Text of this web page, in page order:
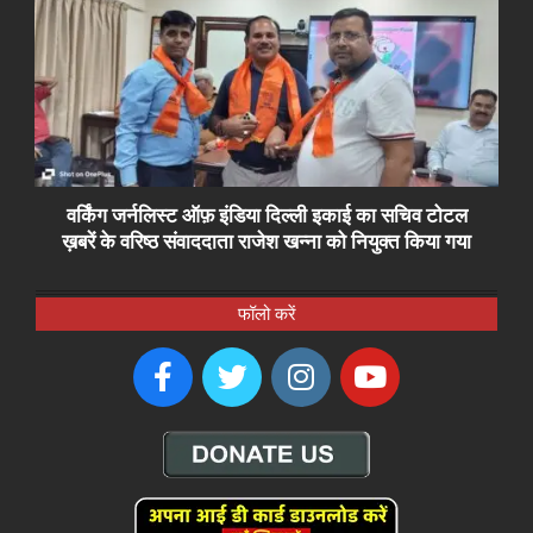
वर्किंग जर्नलिस्ट ऑफ़ इंडिया दिल्ली इकाई का सचिव टोटल
ख़बरें के वरिष्ठ संवाददाता राजेश खन्ना को नियुक्त किया गया
फॉलो करें